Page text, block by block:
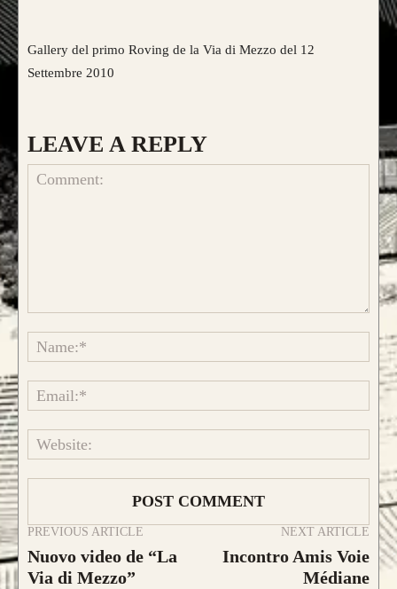
CONFIGURA E ORDINA IL
TUO LONGBOW
Gallery del primo Roving de la Via di Mezzo del 12
Settembre 2010
LEAVE A REPLY
PREVIOUS ARTICLE
Nuovo video de “La
Via di Mezzo”
NEXT ARTICLE
Incontro Amis Voie
Médiane